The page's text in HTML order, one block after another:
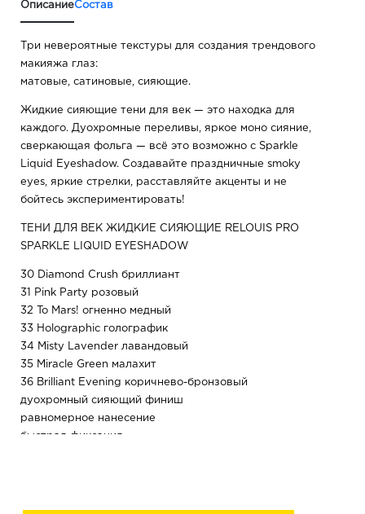
ОписаниеСостав
Три невероятные текстуры для создания трендового
макияжа глаз:
матовые, сатиновые, сияющие.
Жидкие сияющие тени для век — это находка для
каждого. Дуохромные переливы, яркое моно сияние,
сверкающая фольга — всё это возможно с Sparkle
Liquid Eyeshadow. Создавайте праздничные smoky
eyes, яркие стрелки, расставляйте акценты и не
бойтесь экспериментировать!
ТЕНИ ДЛЯ ВЕК ЖИДКИЕ СИЯЮЩИЕ RELOUIS PRO
SPARKLE LIQUID EYESHADOW
30 Diamond Crush бриллиант
31 Pink Party розовый
32 To Mars! огненно медный
33 Holographic голографик
34 Misty Lavender лавандовый
35 Miracle Green малахит
36 Brilliant Evening коричнево-бронзовый
дуохромный сияющий финиш
равномерное нанесение
быстрая фиксация